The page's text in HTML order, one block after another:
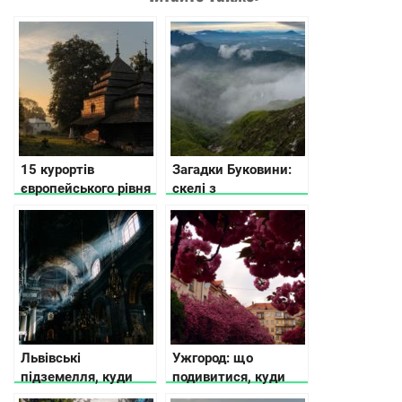
15 курортів
європейського рівня
в Україні
Загадки Буковини:
скелі з
едельвейсами і
цілющими
джерелами
Львівські
підземелля, куди
можна потрапити
Ужгород: що
подивитися, куди
піти, де зупинитись